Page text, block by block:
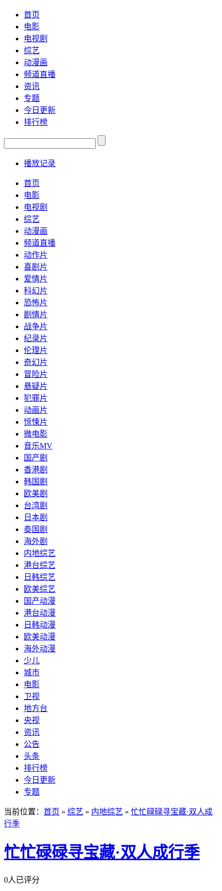
首页
电影
电视剧
综艺
动漫画
频道直播
资讯
专题
今日更新
排行榜
播放记录
首页
电影
电视剧
综艺
动漫画
频道直播
动作片
喜剧片
爱情片
科幻片
恐怖片
剧情片
战争片
纪录片
伦理片
奇幻片
冒险片
悬疑片
犯罪片
动画片
惊悚片
微电影
音乐MV
国产剧
香港剧
韩国剧
欧美剧
台湾剧
日本剧
泰国剧
海外剧
内地综艺
港台综艺
日韩综艺
欧美综艺
国产动漫
港台动漫
日韩动漫
欧美动漫
海外动漫
少儿
城市
电影
卫视
地方台
央视
资讯
公告
头条
排行榜
今日更新
专题
当前位置： 首页 » 综艺 » 内地综艺 » 忙忙碌碌寻宝藏·双人成
行季
忙忙碌碌寻宝藏·双人成行季
0人已评分